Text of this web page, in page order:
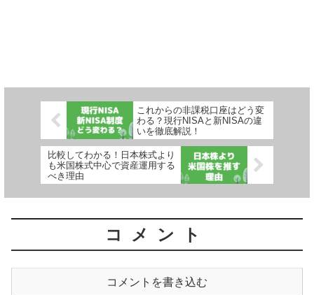
これからの非課税口座はどう変
わる？現行NISAと新NISAの違
いを徹底解説！
比較してわかる！日本株式より
も米国株式中心で資産運用する
べき理由
コメント
コメントを書き込む